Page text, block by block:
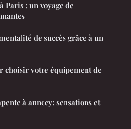
Paris : un voyage de
de succès grâce à un
choisir votre équipement de
à annecy: sensations et